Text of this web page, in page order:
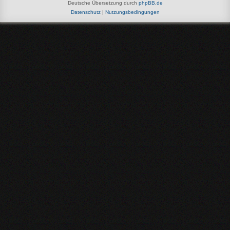
Deutsche Übersetzung durch phpBB.de
Datenschutz| Nutzungsbedingungen